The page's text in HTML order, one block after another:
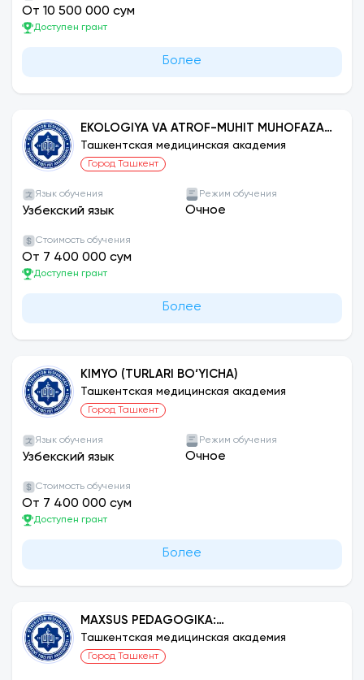
От 10 500 000 сум
Доступен грант
Более
EKOLOGIYA VA ATROF-MUHIT MUHOFAZASI
(TARMOQLAR VA SOHALAR BO‘YICHA)
Ташкентская медицинская академия
Город Ташкент
Язык обучения
Узбекский язык
Режим обучения
Очное
Стоимость обучения
От 7 400 000 сум
Доступен грант
Более
KIMYO (TURLARI BO‘YICHA)
Ташкентская медицинская академия
Город Ташкент
Язык обучения
Узбекский язык
Режим обучения
Очное
Стоимость обучения
От 7 400 000 сум
Доступен грант
Более
MAXSUS PEDAGOGIKA:
SURDOTARJIMONLIK FAOLIYATI
Ташкентская медицинская академия
Город Ташкент